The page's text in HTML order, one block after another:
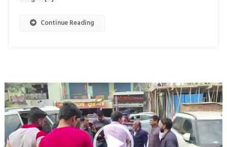
Continue Reading
Video
Player